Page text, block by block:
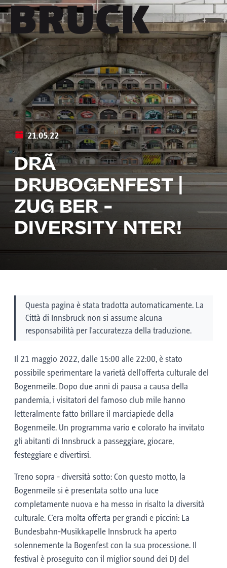
+43 (0) 512 / 56 15 00
office@innsbruckmarketing.at
Mo. – Fr.: 9:00 – 17:00 Uhr
21.05.22
DRÃ
DRUBOGENFEST |
ZUG BER -
DIVERSITY NTER!
Questa pagina è stata tradotta automaticamente. La
Città di Innsbruck non si assume alcuna
responsabilità per l'accuratezza della traduzione.
Il 21 maggio 2022, dalle 15:00 alle 22:00, è stato
possibile sperimentare la varietà dell'offerta culturale del
Bogenmeile. Dopo due anni di pausa a causa della
pandemia, i visitatori del famoso club mile hanno
letteralmente fatto brillare il marciapiede della
Bogenmeile. Un programma vario e colorato ha invitato
gli abitanti di Innsbruck a passeggiare, giocare,
festeggiare e divertirsi.
Treno sopra - diversità sotto: Con questo motto, la
Bogenmeile si è presentata sotto una luce
completamente nuova e ha messo in risalto la diversità
culturale. C'era molta offerta per grandi e piccini: La
Bundesbahn-Musikkapelle Innsbruck ha aperto
solennemente la Bogenfest con la sua processione. Il
festival è proseguito con il miglior sound dei DJ del